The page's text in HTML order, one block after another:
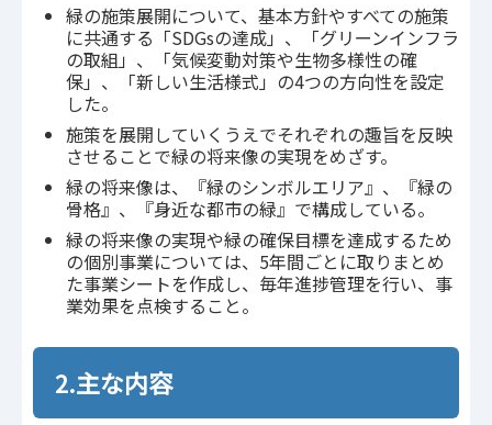
緑の施策展開について、基本方針やすべての施策
に共通する「SDGsの達成」、「グリーンインフラ
の取組」、「気候変動対策や生物多様性の確
保」、「新しい生活様式」の4つの方向性を設定
した。
施策を展開していくうえでそれぞれの趣旨を反映
させることで緑の将来像の実現をめざす。
緑の将来像は、『緑のシンボルエリア』、『緑の
骨格』、『身近な都市の緑』で構成している。
緑の将来像の実現や緑の確保目標を達成するため
の個別事業については、5年間ごとに取りまとめ
た事業シートを作成し、毎年進捗管理を行い、事
業効果を点検すること。
2.主な内容